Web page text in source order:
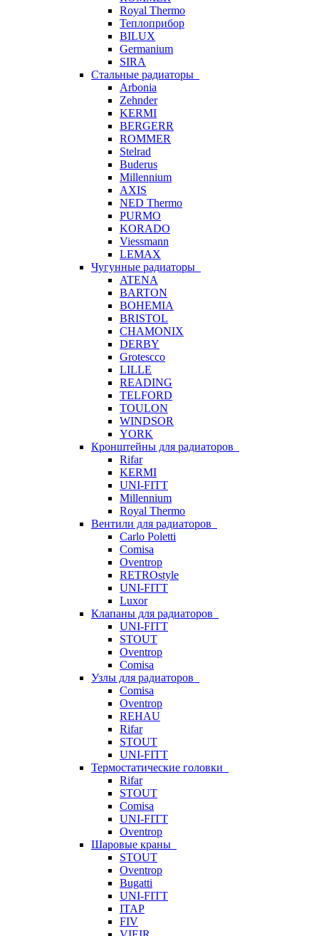
Royal Thermo
Теплоприбор
BILUX
Germanium
SIRA
Стальные радиаторы
Arbonia
Zehnder
KERMI
BERGERR
ROMMER
Stelrad
Buderus
Millennium
AXIS
NED Thermo
PURMO
KORADO
Viessmann
LEMAX
Чугунные радиаторы
ATENA
BARTON
BOHEMIA
BRISTOL
CHAMONIX
DERBY
Grotescco
LILLE
READING
TELFORD
TOULON
WINDSOR
YORK
Кронштейны для радиаторов
Rifar
KERMI
UNI-FITT
Millennium
Royal Thermo
Вентили для радиаторов
Carlo Poletti
Comisa
Oventrop
RETROstyle
UNI-FITT
Luxor
Клапаны для радиаторов
UNI-FITT
STOUT
Oventrop
Comisa
Узлы для радиаторов
Comisa
Oventrop
REHAU
Rifar
STOUT
UNI-FITT
Термостатические головки
Rifar
STOUT
Comisa
UNI-FITT
Oventrop
Шаровые краны
STOUT
Oventrop
Bugatti
UNI-FITT
ITAP
FIV